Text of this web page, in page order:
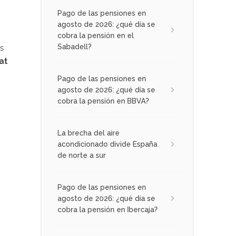
Pago de las pensiones en
agosto de 2026: ¿qué día se
cobra la pensión en el
Sabadell?
Pago de las pensiones en
agosto de 2026: ¿qué día se
cobra la pensión en BBVA?
La brecha del aire
acondicionado divide España
de norte a sur
Pago de las pensiones en
agosto de 2026: ¿qué día se
cobra la pensión en Ibercaja?